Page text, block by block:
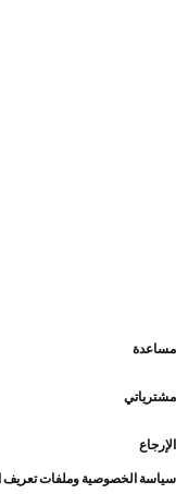
مساعدة
مشترياتي
الإرجاع
سياسة الخصوصية وملفات تعريف